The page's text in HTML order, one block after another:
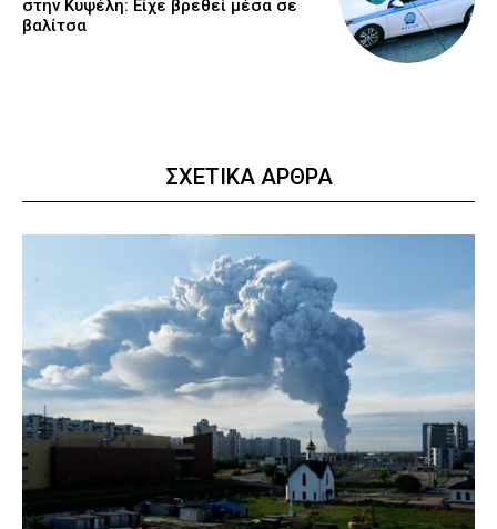
στην Κυψέλη: Είχε βρεθεί μέσα σε
βαλίτσα
ΣΧΕΤΙΚΑ ΑΡΘΡΑ